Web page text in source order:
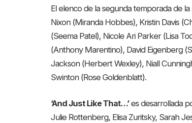
El elenco de la segunda temporada de
Nixon (Miranda Hobbes), Kristin Davis
(Seema Patel), Nicole Ari Parker (Lisa
(Anthony Marentino), David Eigenberg
Jackson (Herbert Wexley), Niall
Swinton (Rose Goldenblatt).
‘And Just Like That…’es desarrollada
Julie Rottenberg, Elisa Zuritsky, Sarah